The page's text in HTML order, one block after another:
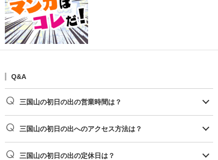
Q&A
三国山の初日の出の営業時間は？
三国山の初日の出へのアクセス方法は？
三国山の初日の出の定休日は？